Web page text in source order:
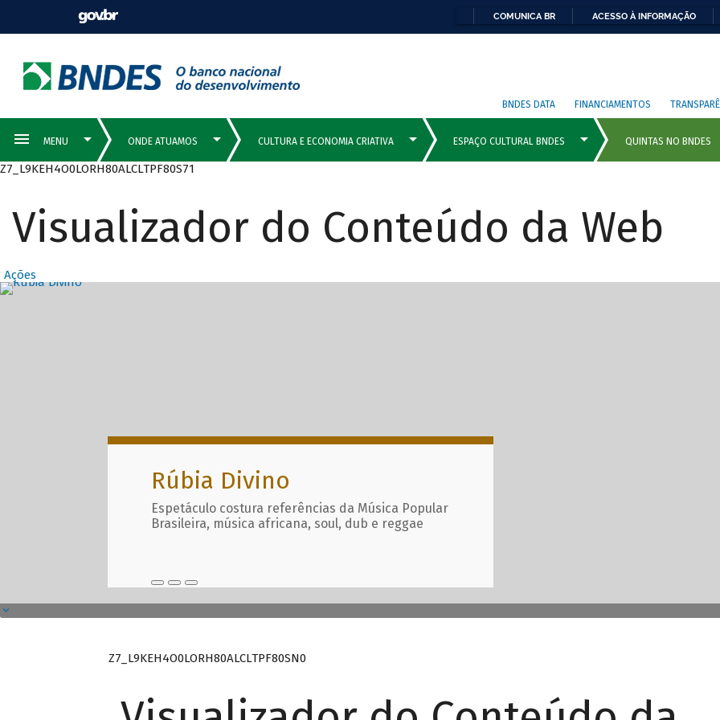
COMUNICA BR ACESSO À INFORMAÇÃO
BNDES DATA FINANCIAMENTOS
Z7_L9KEH4O0LORH80ALCLTPF80S71
Visualizador do Conteúdo da Web
Ações
Destaques Principais com
Rúbia Divino
Espetáculo costura referências da Música Popular
Brasileira, música africana, soul, dub e reggae
Z7_L9KEH4O0LORH80ALCLTPF80SN0